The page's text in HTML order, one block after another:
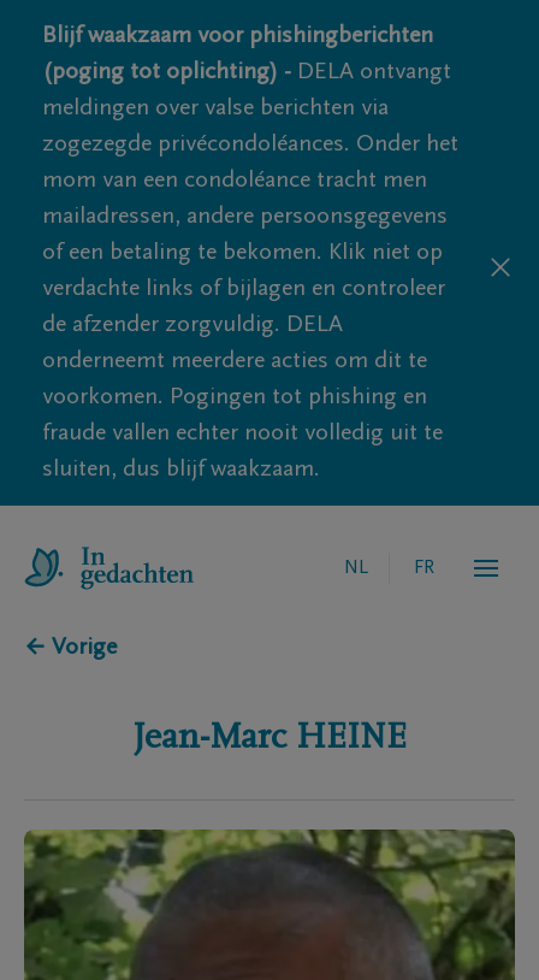
Blijf waakzaam voor phishingberichten
(poging tot oplichting) - DELA ontvangt
meldingen over valse berichten via
zogezegde privécondoléances. Onder het
mom van een condoléance tracht men
mailadressen, andere persoonsgegevens
of een betaling te bekomen. Klik niet op
verdachte links of bijlagen en controleer
de afzender zorgvuldig. DELA
onderneemt meerdere acties om dit te
voorkomen. Pogingen tot phishing en
fraude vallen echter nooit volledig uit te
sluiten, dus blijf waakzaam.
NL FR
← Vorige
Jean-Marc HEINE